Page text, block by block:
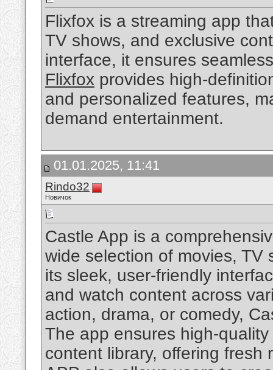
Flixfox is a streaming app
TV shows, and exclusive
interface, it ensures
Flixfox provides high-
and personalized features,
demand entertainment.
01.01.2025, 11:41
Rindo32
Новичок
Castle App is a
wide selection of movies, TV
its sleek, user-friendly
and watch content across
action, drama, or comedy,
The app ensures high-
content library, offering